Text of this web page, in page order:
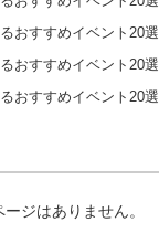
おすすめイベント20選
おすすめイベント20選
おすすめイベント20選
ジはありません。